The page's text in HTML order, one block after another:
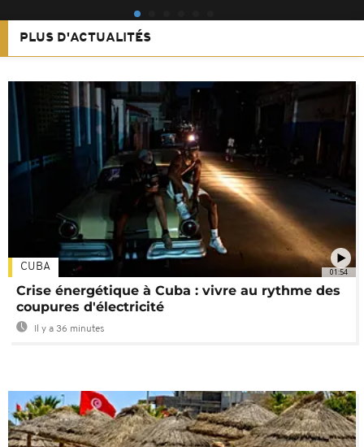
PLUS D'ACTUALITÉS
01:54
CUBA
Crise énergétique à Cuba : vivre au rythme des
coupures d'électricité
Il y a 36 minutes